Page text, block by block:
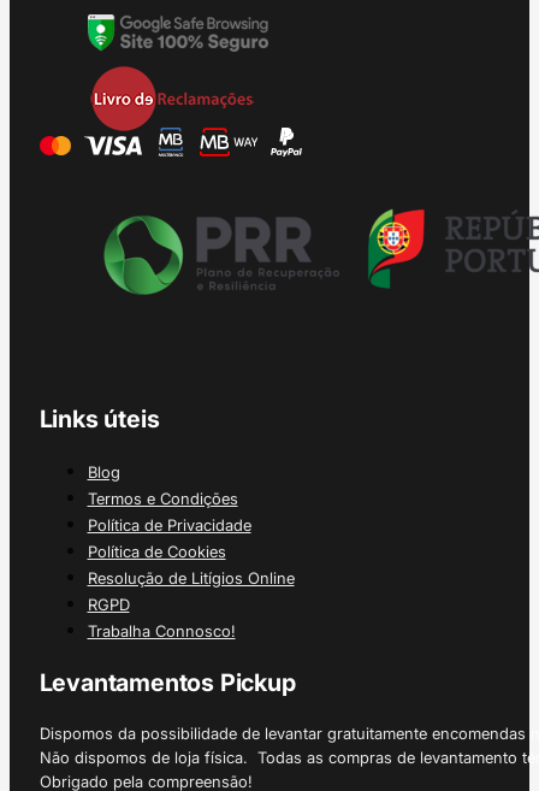
Links úteis
Blog
Termos e Condições
Política de Privacidade
Política de Cookies
Resolução de Litígios Online
RGPD
Trabalha Connosco!
Levantamentos Pickup
Dispomos da possibilidade de levantar gratuitamente
Não dispomos de loja física. Todas as compras de levantamento
Obrigado pela compreensão!